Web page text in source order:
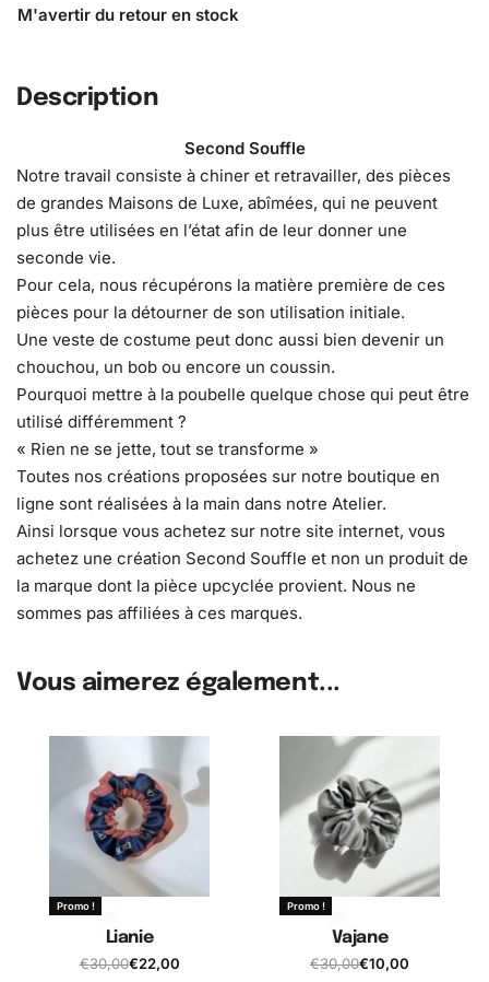
Description
Second Souffle
Notre travail consiste à chiner et retravailler, des pièces
de grandes Maisons de Luxe, abîmées, qui ne peuvent
plus être utilisées en l’état afin de leur donner une
seconde vie.
Pour cela, nous récupérons la matière première de ces
pièces pour la détourner de son utilisation initiale.
Une veste de costume peut donc aussi bien devenir un
chouchou, un bob ou encore un coussin.
Pourquoi mettre à la poubelle quelque chose qui peut être
utilisé différemment ?
« Rien ne se jette, tout se transforme »
Toutes nos créations proposées sur notre boutique en
ligne sont réalisées à la main dans notre Atelier.
Ainsi lorsque vous achetez sur notre site internet, vous
achetez une création Second Souffle et non un produit de
la marque dont la pièce upcyclée provient. Nous ne
sommes pas affiliées à ces marques.
Vous aimerez également...
Promo !
Lianie
€30,00€22,00
Promo !
Vajane
€30,00€10,00